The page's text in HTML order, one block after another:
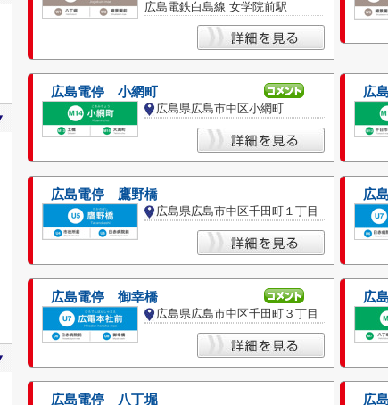
広島電鉄白島線 女学院前駅
広島電停 小網町
広島県広島市中区小網町
広
広島電停 鷹野橋
広島県広島市中区千田町１丁目
広
広島電停 御幸橋
広島県広島市中区千田町３丁目
広
広島電停 八丁堀 広